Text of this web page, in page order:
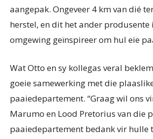
aangepak. Ongeveer 4 km van dié
herstel, en dit het ander produsente
omgewing geïnspireer om hul eie
Wat Otto en sy kollegas veral
goeie samewerking met die
paaiedepartement. “Graag wil ons
Marumo en Lood Pretorius van die
paaiedepartement bedank vir hulle